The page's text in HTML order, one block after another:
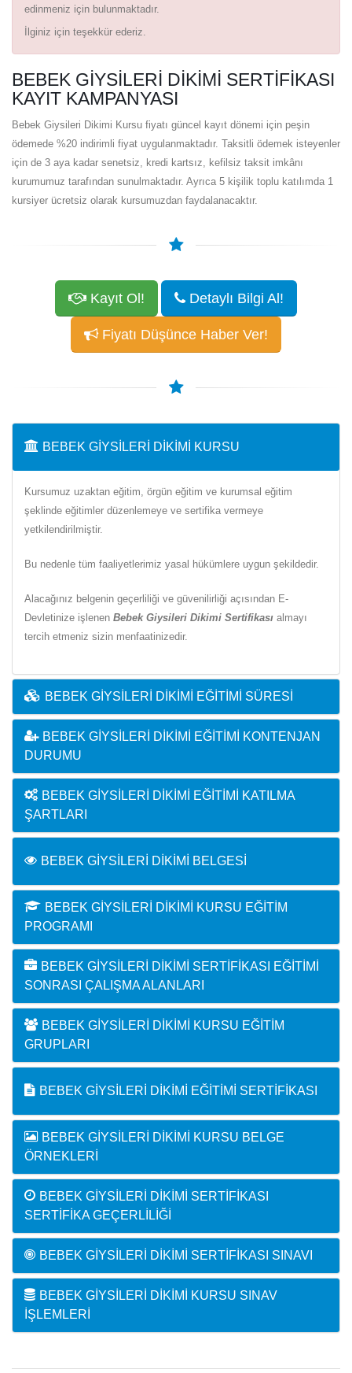
edinmeniz için bulunmaktadır.
İlginiz için teşekkür ederiz.
BEBEK GIYSILERI DIKIMI SERTIFIKASI
KAYIT KAMPANYASI
Bebek Giysileri Dikimi Kursu fiyatı güncel kayıt dönemi için peşin
ödemede %20 indirimli fiyat uygulanmaktadır. Taksitli ödemek isteyenler
için de 3 aya kadar senetsiz, kredi kartsız, kefilsiz taksit imkânı
kurumumuz tarafından sunulmaktadır. Ayrıca 5 kişilik toplu katılımda 1
kursiyer ücretsiz olarak kursumuzdan faydalanacaktır.
Kayıt Ol! Detaylı Bilgi Al!
Fiyatı Düşünce Haber Ver!
BEBEK GIYSILERI DIKIMI KURSU
Kursumuz uzaktan eğitim, örgün eğitim ve kurumsal eğitim
şeklinde eğitimler düzenlemeye ve sertifika vermeye
yetkilendirilmiştir.
Bu nedenle tüm faaliyetlerimiz yasal hükümlere uygun şekildedir.
Alacağınız belgenin geçerliliği ve güvenilirliği açısından E-
Devletinize işlenen Bebek Giysileri Dikimi Sertifikası almayı
tercih etmeniz sizin menfaatinizedir.
BEBEK GIYSILERI DIKIMI EĞITIMI SÜRESI
BEBEK GIYSILERI DIKIMI EĞITIMI KONTENJAN
DURUMU
BEBEK GIYSILERI DIKIMI EĞITIMI KATILMA
ŞARTLARI
BEBEK GIYSILERI DIKIMI BELGESI
BEBEK GIYSILERI DIKIMI KURSU EĞITIM
PROGRAMI
BEBEK GIYSILERI DIKIMI SERTIFIKASI EĞITIMI
SONRASI ÇALIŞMA ALANLARI
BEBEK GIYSILERI DIKIMI KURSU EĞITIM
GRUPLARI
BEBEK GIYSILERI DIKIMI EĞITIMI SERTIFIKASI
BEBEK GIYSILERI DIKIMI KURSU BELGE
ÖRNEKLERI
BEBEK GIYSILERI DIKIMI SERTIFIKASI
SERTIFIKA GEÇERLILIĞI
BEBEK GIYSILERI DIKIMI SERTIFIKASI SINAVI
BEBEK GIYSILERI DIKIMI KURSU SINAV
İŞLEMLERI